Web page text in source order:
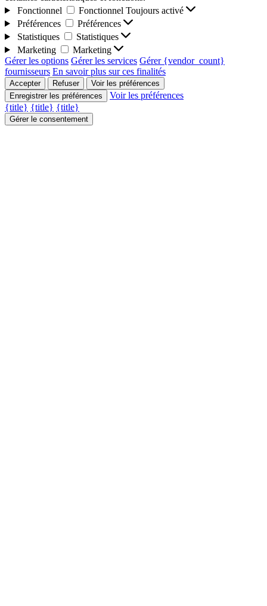
Fonctionnel
Fonctionnel Toujours activé
Préférences
Préférences
Statistiques
Statistiques
Marketing
Marketing
Gérer les options Gérer les services Gérer {vendor_count}
fournisseurs En savoir plus sur ces finalités
Accepter Refuser
Voir les préférences
Enregistrer les préférences
Voir les préférences
{title} {title} {title}
Gérer le consentement